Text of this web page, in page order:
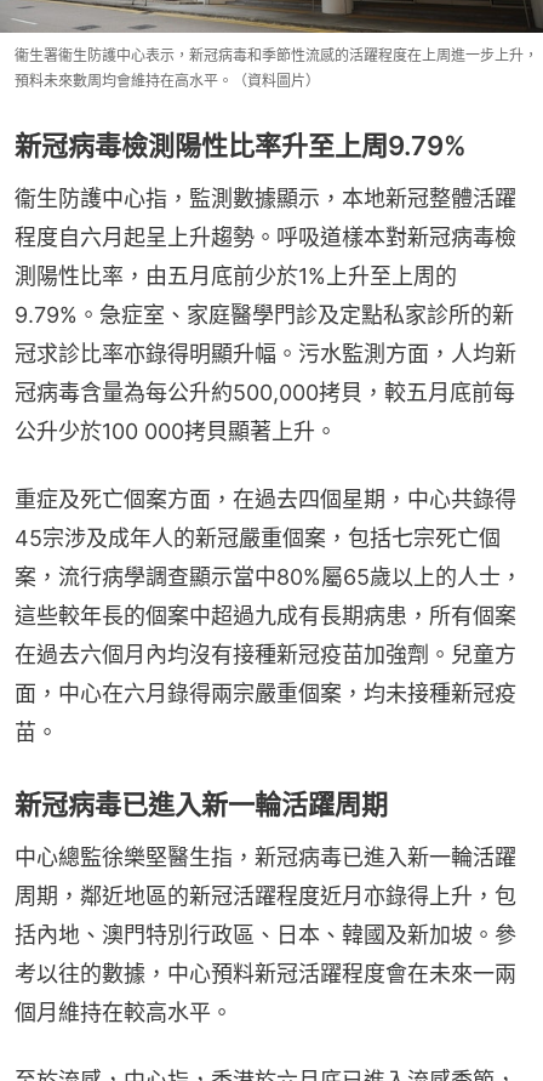
衞生署衞生防護中心表示，新冠病毒和季節性流感的活躍程度在上周進一步上升，
預料未來數周均會維持在高水平。（資料圖片）
新冠病毒檢測陽性比率升至上周9.79%
衞生防護中心指，監測數據顯示，本地新冠整體活躍
程度自六月起呈上升趨勢。呼吸道樣本對新冠病毒檢
測陽性比率，由五月底前少於1%上升至上周的
9.79%。急症室、家庭醫學門診及定點私家診所的新
冠求診比率亦錄得明顯升幅。污水監測方面，人均新
冠病毒含量為每公升約500,000拷貝，較五月底前每
公升少於100 000拷貝顯著上升。
重症及死亡個案方面，在過去四個星期，中心共錄得
45宗涉及成年人的新冠嚴重個案，包括七宗死亡個
案，流行病學調查顯示當中80%屬65歲以上的人士，
這些較年長的個案中超過九成有長期病患，所有個案
在過去六個月內均沒有接種新冠疫苗加強劑。兒童方
面，中心在六月錄得兩宗嚴重個案，均未接種新冠疫
苗。
新冠病毒已進入新一輪活躍周期
中心總監徐樂堅醫生指，新冠病毒已進入新一輪活躍
周期，鄰近地區的新冠活躍程度近月亦錄得上升，包
括內地、澳門特別行政區、日本、韓國及新加坡。參
考以往的數據，中心預料新冠活躍程度會在未來一兩
個月維持在較高水平。